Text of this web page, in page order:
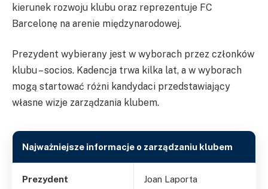
kierunek rozwoju klubu oraz reprezentuje FC
Barcelonę na arenie międzynarodowej.
Prezydent wybierany jest w wyborach przez członków
klubu – socios. Kadencja trwa kilka lat, a w wyborach
mogą startować różni kandydaci przedstawiający
własne wizje zarządzania klubem.
Najważniejsze informacje o zarządzaniu klubem
Prezydent Joan Laporta